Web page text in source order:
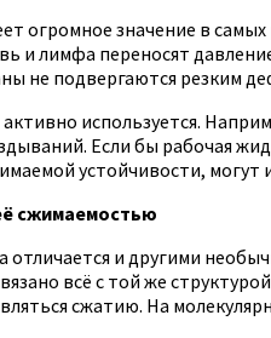
огромное значение в
и лимфа переносят
не подвергаются резким
используется.
Если бы рабочая
устойчивости,
сжимаемостью
отличается и другими
всё с той же
сжатию. На